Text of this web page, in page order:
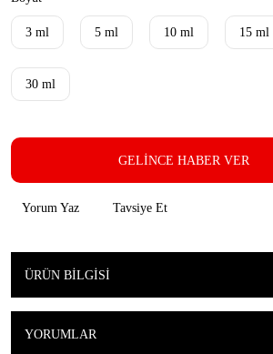
3 ml 5 ml 10 ml 15 ml
30 ml
GELİNCE HABER VER
Yorum Yaz Tavsiye Et
ÜRÜN BILGISI
YORUMLAR